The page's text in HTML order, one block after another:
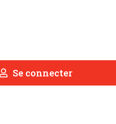
Se connecter